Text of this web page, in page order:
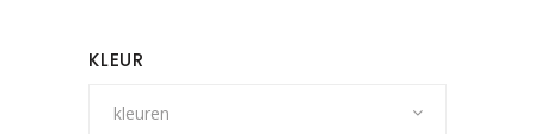
KLEUR
kleuren